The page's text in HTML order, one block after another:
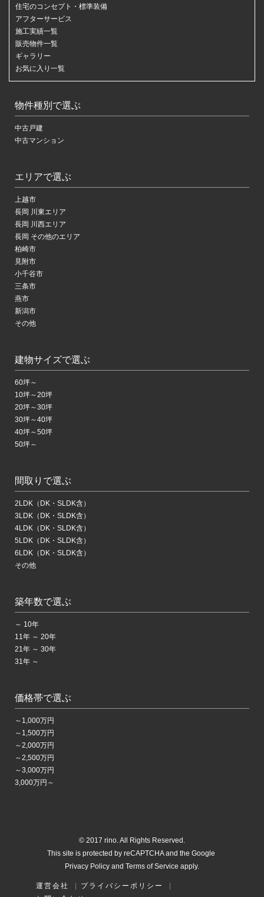
住宅のコンセプト・標準装備
アフターサービス
施工実績一覧
販売物件一覧
ギャラリー
お気に入り一覧
物件種別で選ぶ
中古戸建
中古マンション
エリアで選ぶ
上越市
長岡 川東エリア
長岡 川西エリア
長岡 その他のエリア
柏崎市
見附市
小千谷市
三条市
燕市
新潟市
その他
建物サイズで選ぶ
60坪～
10坪～20坪
20坪～30坪
30坪～40坪
40坪～50坪
50坪～
間取りで選ぶ
2LDK（DK・SLDK含）
3LDK（DK・SLDK含）
4LDK（DK・SLDK含）
5LDK（DK・SLDK含）
6LDK（DK・SLDK含）
その他
築年数で選ぶ
～ 10年
11年 ～ 20年
21年 ～ 30年
31年 ～
価格帯で選ぶ
～1,000万円
～1,500万円
～2,000万円
～2,500万円
～3,000万円
3,000万円～
© 2017 rino. All Rights Reserved.
This site is protected by reCAPTCHA and the Google
Privacy Policy and Terms of Service apply.
運営会社 | プライバシーポリシー
|